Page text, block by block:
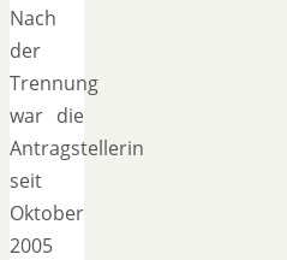
Nach
der
Trennung
war die
Antragstellerin
seit
Oktober
2005